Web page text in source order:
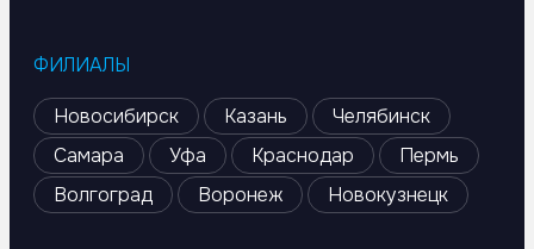
ФИЛИАЛЫ
Новосибирск Казань
Челябинск
Самара
Уфа Краснодар
Пермь
Волгоград
Воронеж Новокузнецк